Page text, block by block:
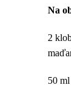
Na
2
50